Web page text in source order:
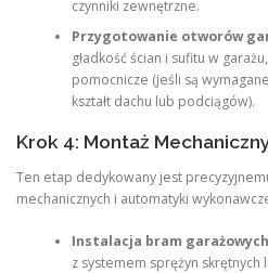
czynniki zewnętrzne.
Przygotowanie otworów
gładkość ścian i sufitu w
pomocnicze (jeśli są
kształt dachu lub podciągów).
Krok 4: Montaż
Ten etap dedykowany jest
mechanicznych i automatyki
Instalacja bram
z systemem sprężyn